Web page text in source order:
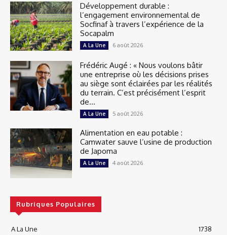
Développement durable :
l’engagement environnemental de
Socfinaf à travers l’expérience de la
Socapalm
A La Une 6 août 2026
Frédéric Augé : « Nous voulons bâtir
une entreprise où les décisions prises
au siège sont éclairées par les réalités
du terrain. C’est précisément l’esprit
de...
A La Une 5 août 2026
Alimentation en eau potable :
Camwater sauve l’usine de production
de Japoma
A La Une 4 août 2026
Rubriques Populaires
A La Une 1738